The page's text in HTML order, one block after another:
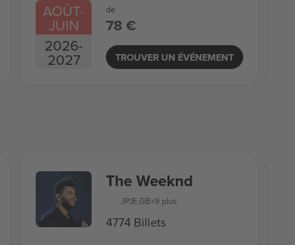
AOÛT-
JUIN
2026-
2027
de
78 €
TROUVER UN ÉVÉNEMENT
The Weeknd
JP,IE,GB+9 plus
4774 Billets